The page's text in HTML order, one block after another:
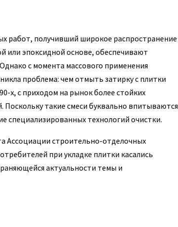
работ, получивший широкое распространение
или эпоксидной основе, обеспечивают
с момента массового применения
проблема: чем отмыть затирку с плитки
х, с приходом на рынок более стойких
такие смеси буквально впитываются
специализированных технологий очистки.
Ассоциации строительно-отделочных
при укладке плитки касались
актуальности темы и